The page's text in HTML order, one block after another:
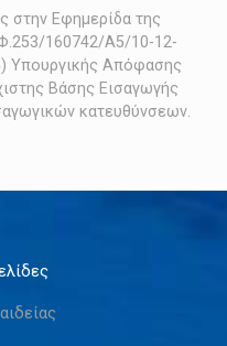
στην Εφημερίδα της
160742/Α5/10-12-
Υπουργικής Απόφασης
Βάσης Εισαγωγής
κατευθύνσεων.